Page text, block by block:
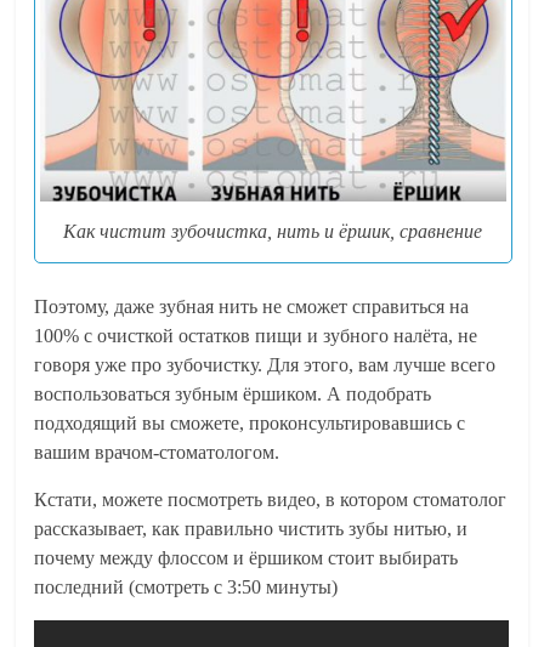
Как чистит зубочистка, нить и ёршик, сравнение
Поэтому, даже зубная нить не сможет справиться на
100% с очисткой остатков пищи и зубного налёта, не
говоря уже про зубочистку. Для этого, вам лучше всего
воспользоваться зубным ёршиком. А подобрать
подходящий вы сможете, проконсультировавшись с
вашим врачом-стоматологом.
Кстати, можете посмотреть видео, в котором стоматолог
рассказывает, как правильно чистить зубы нитью, и
почему между флоссом и ёршиком стоит выбирать
последний (смотреть с 3:50 минуты)